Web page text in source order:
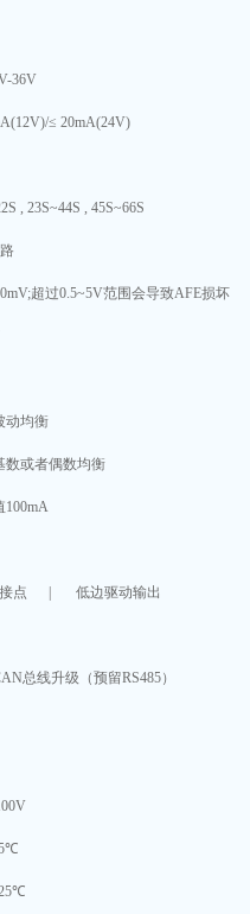
36V
≤ 20mA(24V)
, 23S~44S , 45S~66S
超过0.5~5V范围会导致AFE损坏
动均衡
数或者偶数均衡
100mA
接点 | 低边驱动输出
总线升级（预留RS485）